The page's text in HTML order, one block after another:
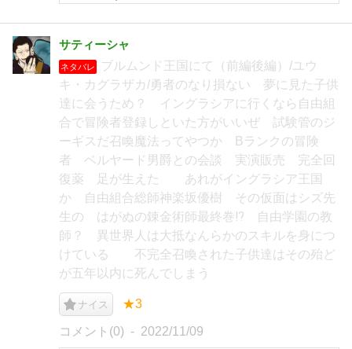
サティーシャ
ネタバレ
ブルムンド王国にて（前編後編）/ユウ
キ・カグラザカ/勇者のなり損ない 夢に見た子供
達に会うため？ イングラシアに行くなら自由組
合で冒険者登録しといた方がいいぜ 試験管のジ
ーギスだ召喚魔法ってやつか Bランクの冒険
者 ベルヤード男爵との会談 実演販売 完全回
復薬 足が生えた あれがイングラシア王国
か 自由組合総師神楽坂優樹 その仮面はシズ先
生の はがぬの錬金術師最終巻⁉ 自由学園の教
師？ 異世界人は大抵なんらかのスキルを身につ
けている 不完全召喚された子供達はその殆ど
が五年以内に死んでしまう
ナイス ★3
コメント(0) 2022/11/09